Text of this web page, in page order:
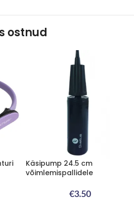
ostnud
Käsipump 24.5 cm
võimlemispallidele
€3.50